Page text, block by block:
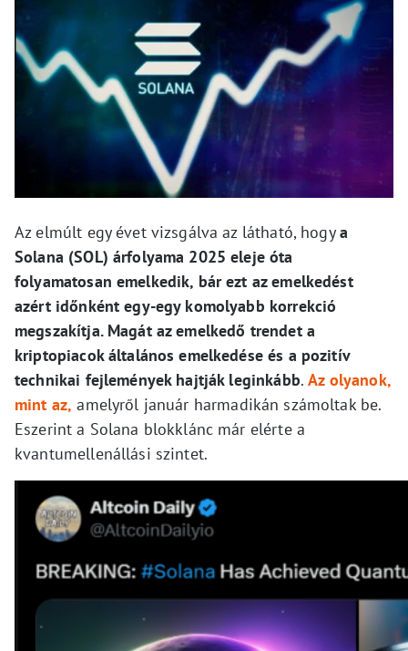
Az elmúlt egy évet vizsgálva az látható, hogya
Solana (SOL) árfolyama 2025 eleje óta
folyamatosan emelkedik, bár ezt az emelkedést
azért időnként egy-egy komolyabb korrekció
megszakítja. Magát az emelkedő trendet a
kriptopiacok általános emelkedése és a pozitív
technikai fejlemények hajtják leginkább.Az olyanok,
mint az, amelyről január harmadikán számoltak be.
Eszerint a Solana blokklánc már elérte a
kvantumellenállási szintet.